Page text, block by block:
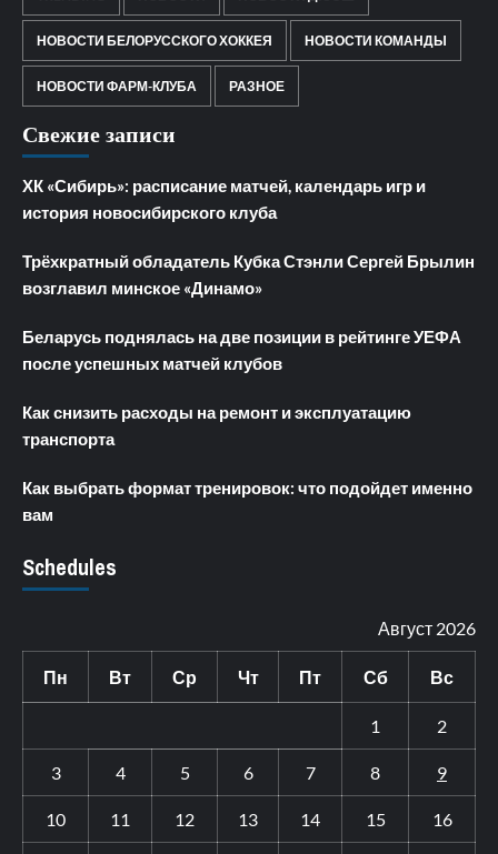
НОВОСТИ БЕЛОРУССКОГО ХОККЕЯ НОВОСТИ КОМАНДЫ
НОВОСТИ ФАРМ-КЛУБА РАЗНОЕ
Свежие записи
ХК «Сибирь»: расписание матчей, календарь игр и
история новосибирского клуба
Трёхкратный обладатель Кубка Стэнли Сергей Брылин
возглавил минское «Динамо»
Беларусь поднялась на две позиции в рейтинге УЕФА
после успешных матчей клубов
Как снизить расходы на ремонт и эксплуатацию
транспорта
Как выбрать формат тренировок: что подойдет именно
вам
Schedules
Август 2026
Пн Вт Ср Чт Пт Сб Вс
1 2
3 4 5 6 7 8 9
10 11 12 13 14 15 16